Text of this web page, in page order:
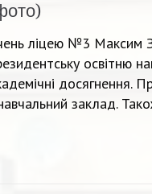
ліцею №3 Максим
освітню
досягнення.
заклад.